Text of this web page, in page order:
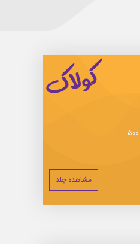
مشاهده جلد